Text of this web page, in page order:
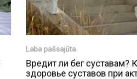
Laba pašsajūta
Вредит ли бег суставам?
здоровье суставов при